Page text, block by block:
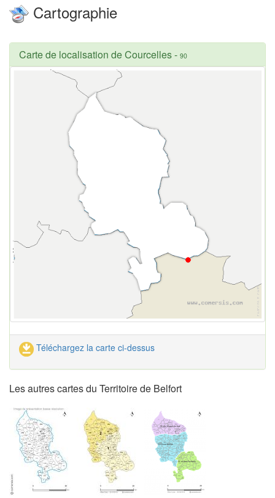
Cartographie
Carte de localisation de Courcelles- 90
Téléchargez la carte ci-dessus
Les autres cartes du Territoire de Belfort